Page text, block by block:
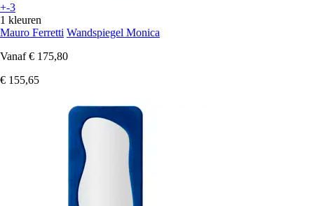
+-3
1 kleuren
Mauro Ferretti Wandspiegel Monica
Vanaf € 175,80
€ 155,65